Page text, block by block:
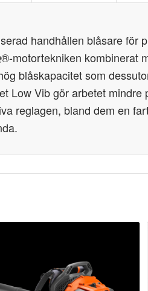
handhållen blåsare för
motortekniken kombinerat
blåskapacitet som
Low Vib gör arbetet
reglagen, bland dem en